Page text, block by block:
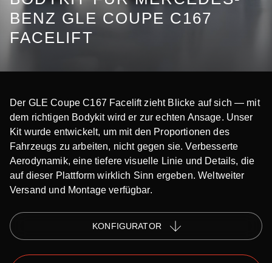
BENZ GLE COUPE C167
FACELIFT
Der GLE Coupe C167 Facelift zieht Blicke auf sich — mit
dem richtigen Bodykit wird er zur echten Ansage. Unser
Kit wurde entwickelt, um mit den Proportionen des
Fahrzeugs zu arbeiten, nicht gegen sie. Verbesserte
Aerodynamik, eine tiefere visuelle Linie und Details, die
auf dieser Plattform wirklich Sinn ergeben. Weltweiter
Versand und Montage verfügbar.
KONFIGURATOR